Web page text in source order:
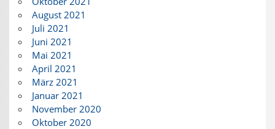
August 2021
Juli 2021
Juni 2021
Mai 2021
April 2021
März 2021
Januar 2021
November 2020
Oktober 2020